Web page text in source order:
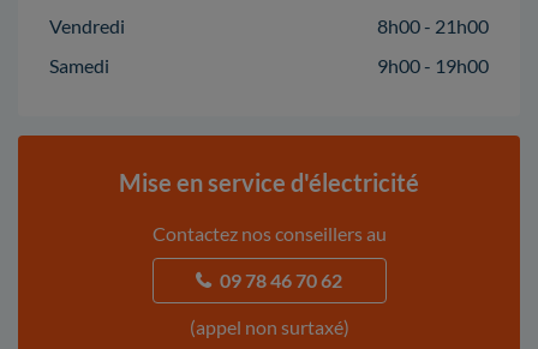
Vendredi
8h00 - 21h00
Samedi
9h00 - 19h00
Mise en service d'électricité
Contactez nos conseillers au
09 78 46 70 62
(appel non surtaxé)